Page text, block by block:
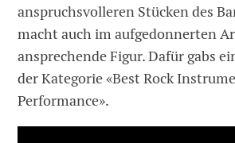
anspruchsvolleren Stücken des
macht auch im aufgedonnerten
ansprechende Figur. Dafür gabs
der Kategorie «Best Rock
Performance».